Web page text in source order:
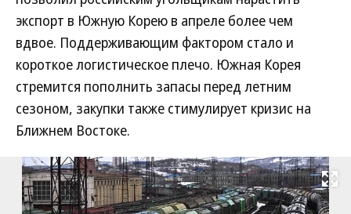
экспорт в Южную Корею в апреле более чем
вдвое. Поддерживающим фактором стало и
короткое логистическое плечо. Южная Корея
стремится пополнить запасы перед летним
сезоном, закупки также стимулирует кризис на
Ближнем Востоке.
Развернуть